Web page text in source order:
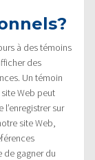
à des témoins
des
Un témoin
Web peut
sur
site Web,
gagner du